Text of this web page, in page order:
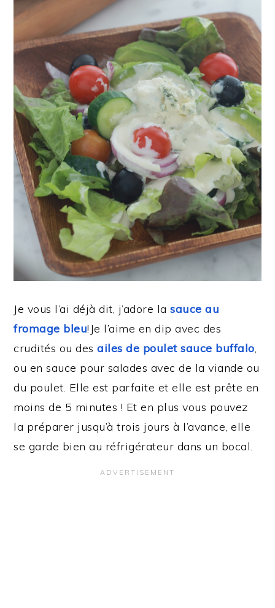
Je vous l’ai déjà dit, j’adore lasauce au
fromage bleu!Je l’aime en dip avec des
crudités ou desailes de poulet sauce buffalo,
ou en sauce pour salades avec de la viande ou
du poulet. Elle est parfaite et elle est prête en
moins de 5 minutes ! Et en plus vous pouvez
la préparer jusqu’à trois jours à l’avance, elle
se garde bien au réfrigérateur dans un bocal.